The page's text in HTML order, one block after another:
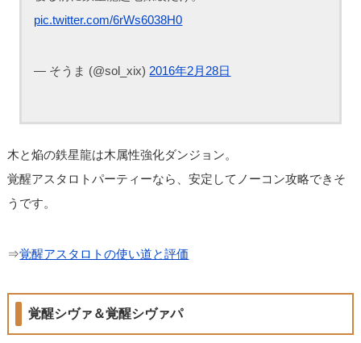
pic.twitter.com/6rWs6038H0
— そうま (@sol_xix) 2016年2月28日
木と焔の鉄星龍は木属性強化ダンジョン。
覚醒アスタロトパーティーなら、安定してノーコン攻略できそ
うです。
⇒覚醒アスタロトの使い道と評価
覚醒シヴァ＆覚醒シヴァパ